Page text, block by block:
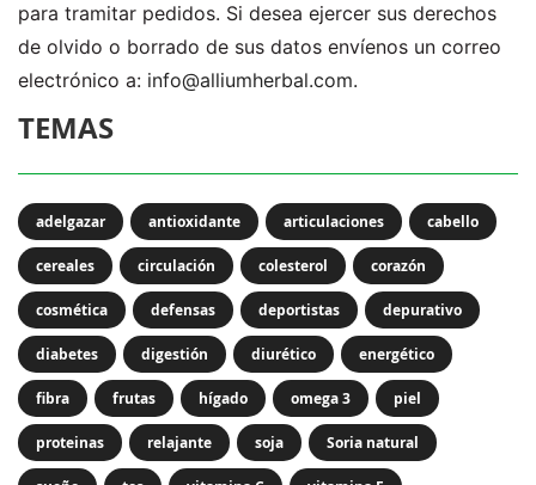
para tramitar pedidos. Si desea ejercer sus derechos
de olvido o borrado de sus datos envíenos un correo
electrónico a: info@alliumherbal.com.
TEMAS
adelgazar antioxidante articulaciones cabello
cereales circulación colesterol corazón
cosmética defensas deportistas depurativo
diabetes digestión diurético energético
fibra frutas hígado omega 3 piel
proteinas relajante soja Soria natural